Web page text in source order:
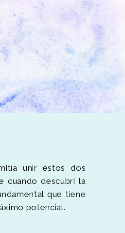
unir estos dos
cuando descubrí la
que tiene
potencial.